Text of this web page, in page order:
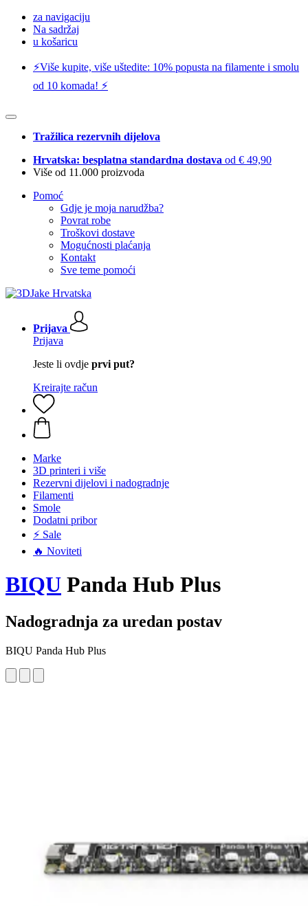
za navigaciju
Na sadržaj
u košaricu
⚡️Više kupite, više uštedite: 10% popusta na filamente i smolu
od 10 komada! ⚡️
Tražilica rezervnih dijelova
Hrvatska: besplatna standardna dostava od € 49,90
Više od 11.000 proizvoda
Pomoć
Gdje je moja narudžba?
Povrat robe
Troškovi dostave
Mogućnosti plaćanja
Kontakt
Sve teme pomoći
Prijava
Prijava
Jeste li ovdje prvi put?
Kreirajte račun
Marke
3D printeri i više
Rezervni dijelovi i nadogradnje
Filamenti
Smole
Dodatni pribor
⚡ Sale
🔥 Noviteti
BIQU Panda Hub Plus
Nadogradnja za uredan postav
BIQU Panda Hub Plus